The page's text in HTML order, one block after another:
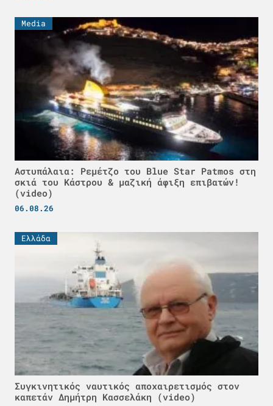
Media
Αστυπάλαια: Ρεμέτζο του Blue Star Patmos στη
σκιά του Κάστρου & μαζική άφιξη επιβατών!
(video)
06.08.26
Ελλάδα
Συγκινητικός ναυτικός αποχαιρετισμός στον
καπετάν Δημήτρη Κασσελάκη (video)